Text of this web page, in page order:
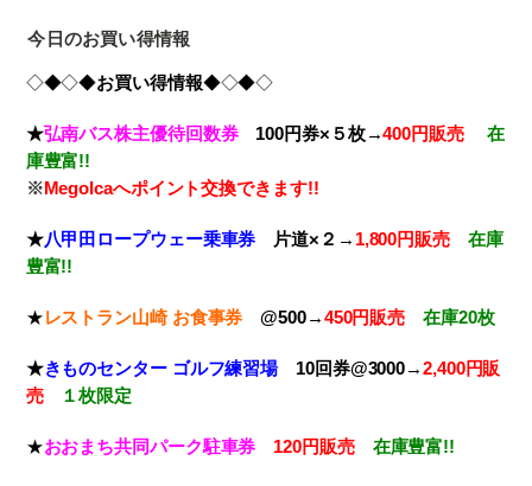
今日のお買い得情報
◇◆◇◆お買い得情報◆◇◆◇
★弘南バス株主優待回数券100円券×５枚→400円販売
在
庫豊富!!
※MegoIcaへポイント交換できます!!
★八甲田ロープウェー乗車券 片道×２→ 1,800円販売 在庫
豊富!!
★レストラン山崎 お食事券 @500→450円販売 在庫20枚
★きものセンター ゴルフ練習場 10回券@3000→2,400円販
売
１枚限定
★おおまち共同パーク駐車券 120円販売 在庫豊富!!